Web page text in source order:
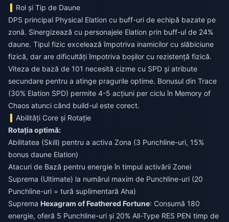
Rol și Tip de Daune
DPS principal Physical Elation cu buff-uri de echipă bazate pe
zonă. Sinergizează cu personajele Elation prin buff-ul de 24%
daune. Tipul fizic excelează împotriva inamicilor cu slăbiciune
fizică, dar are dificultăți împotriva boșilor cu rezistență fizică.
Viteza de bază de 101 necesită cizme cu SPD și atribute
secundare pentru a atinge pragurile optime. Bonusul din Trace
(30% Elation SPD) permite 4-5 acțiuni per ciclu în Memory of
Chaos atunci când build-ul este corect.
Abilități Core și Rotație
Rotația optimă:
Abilitatea (Skill) pentru a activa Zona (3 Punchline-uri, 15%
bonus daune Elation)
Atacuri de Bază pentru energie în timpul activării Zonei
Suprema (Ultimate) la numărul maxim de Punchline-uri (20
Punchline-uri = tură suplimentară Aha)
Suprema Hexagram of Feathered Fortune: Consumă 180
energie, oferă 5 Punchline-uri și 20% All-Type RES PEN timp de